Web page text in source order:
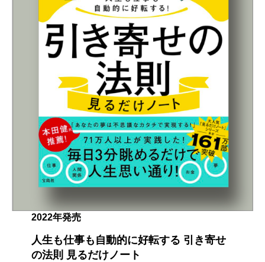
2022年発売
人生も仕事も自動的に好転する 引き寄せ
の法則 見るだけノート